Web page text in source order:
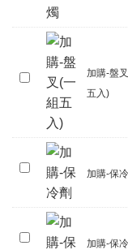
蠟
加
組
入)
加購-盤
五入)
加
保
劑
加購-保
加
加購-保